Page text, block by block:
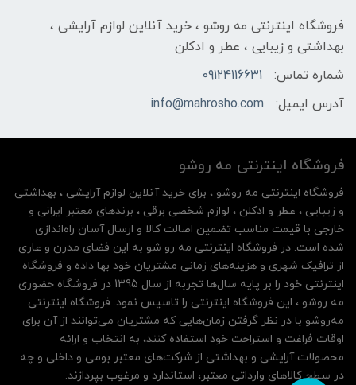
فروشگاه اینترنتی مه‌ رو‌شو ، خرید آنلاین لوازم آرایشی ،
بهداشتی و زیبایی ، عطر و ادکلن
شماره تماس:
09124116631
آدرس ایمیل:
info@mahrosho.com
فروشگاه اینترنتی مه‌ رو‌شو
فروشگاه اینترنتی مه‌ رو‌شو ، برای خرید آنلاین لوازم آرایشی ، بهداشتی
و زیبایی ، عطر و ادکلن ، لوازم شخصی برقی ، برندهای معتبر ایرانی و
خارجی با قیمت مناسب تضمین اصالت کالا و ارسال آسان راه‌اندازی
شده است. در فروشگاه اینترنتی مه رو شو به این فضای مدرن و عاری
از ترافیک شهری و هزینه‌های زمانی مشتریان خود بها داده و فروشگاه
اینترنتی خود را بر پایه سال‌ها تجربه از سال 1395 در فروشگاه حضوری
مه روشو ، این فروشگاه اینترنتی را تاسیس نمود. فروشگاه اینترنتی
مه‌رو‌شو با در نظر گرفتن زمان‌هایی که مشتریان می‌توانند از آن‌ برای
اوقات فراغت و استراحت خود استفاده کنند، به انتخاب و ارائه
محصولات آرایشی و بهداشتی از شرکت‌های معتبر بومی و داخلی و چه
در سطح کالاهای وارداتی معتبر، استاندارد و مرغوب بپردازند.